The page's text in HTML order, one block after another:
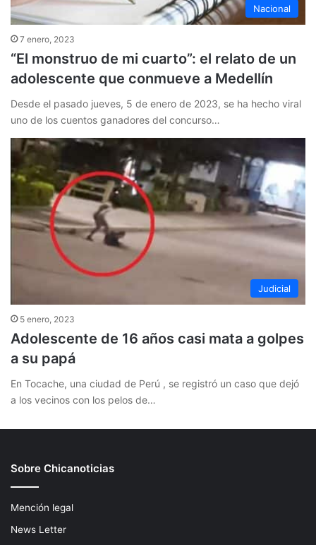
Nacional
7 enero, 2023
“El monstruo de mi cuarto”: el relato de un
adolescente que conmueve a Medellín
Desde el pasado jueves, 5 de enero de 2023, se ha hecho viral
uno de los cuentos ganadores del concurso…
Judicial
5 enero, 2023
Adolescente de 16 años casi mata a golpes
a su papá
En Tocache, una ciudad de Perú , se registró un caso que dejó
a los vecinos con los pelos de…
Sobre Chicanoticias
Mención legal
News Letter